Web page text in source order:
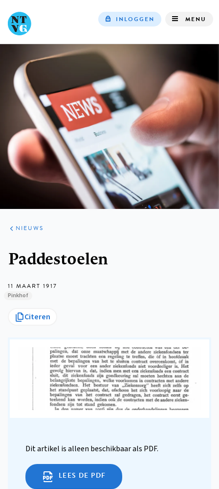
INLOGGEN MENU
ARTIKELEN
HET
KORT
NIEUWS
Paddestoelen
11 MAART 1917
Pinkhof
Citeren
Dit artikel is alleen beschikbaar als PDF.
LEES DE PDF